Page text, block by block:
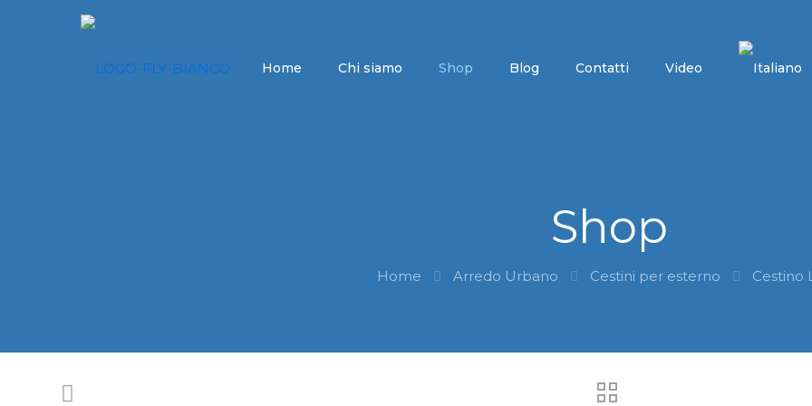
Home Chi siamo Shop Blog Contatti Video
Shop
Home Arredo Urbano Cestini per esterno Cestino